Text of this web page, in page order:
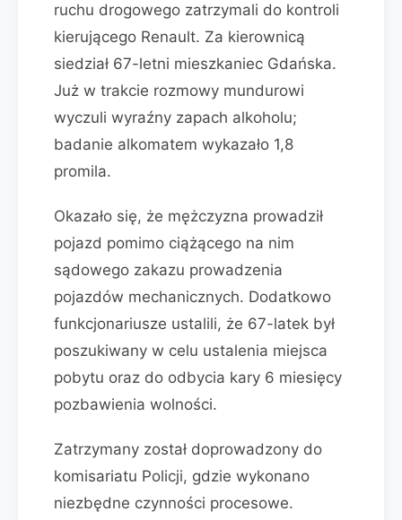
ruchu drogowego zatrzymali do kontroli
kierującego Renault. Za kierownicą
siedział 67-letni mieszkaniec Gdańska.
Już w trakcie rozmowy mundurowi
wyczuli wyraźny zapach alkoholu;
badanie alkomatem wykazało 1,8
promila.
Okazało się, że mężczyzna prowadził
pojazd pomimo ciążącego na nim
sądowego zakazu prowadzenia
pojazdów mechanicznych. Dodatkowo
funkcjonariusze ustalili, że 67-latek był
poszukiwany w celu ustalenia miejsca
pobytu oraz do odbycia kary 6 miesięcy
pozbawienia wolności.
Zatrzymany został doprowadzony do
komisariatu Policji, gdzie wykonano
niezbędne czynności procesowe.